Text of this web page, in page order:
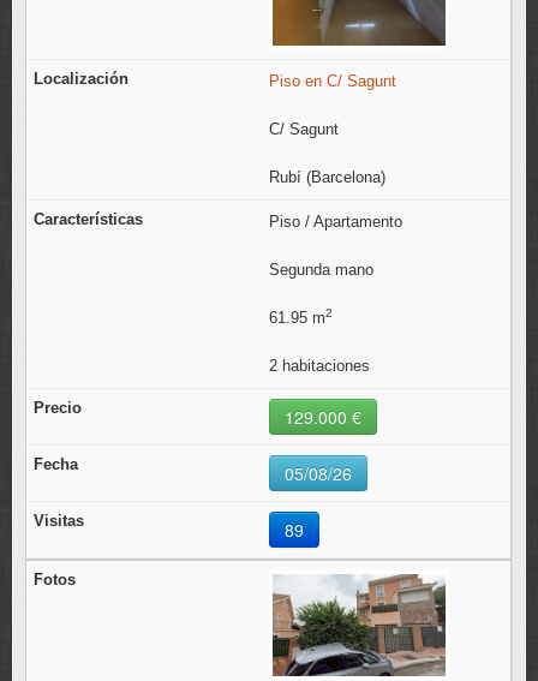
Piso en C/ Sagunt
C/ Sagunt
Rubí (Barcelona)
Piso / Apartamento
Segunda mano
61.95 m2
2 habitaciones
129.000 €
05/08/26
89